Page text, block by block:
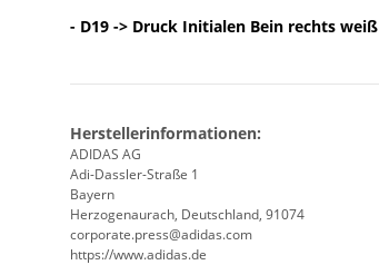
- D19 -> Druck Initialen Bein rechts weiß
Herstellerinformationen:
ADIDAS AG
Adi-Dassler-Straße 1
Bayern
Herzogenaurach, Deutschland, 91074
corporate.press@adidas.com
https://www.adidas.de